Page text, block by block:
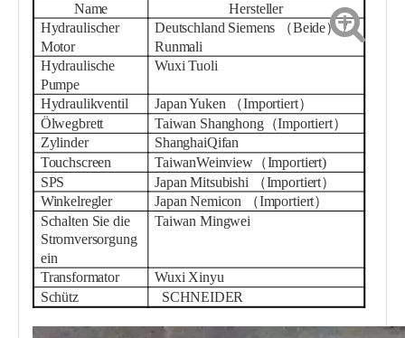
Name
Hersteller
Hydraulischer
Motor
Deutschland Siemens （Beide） /
Runmali
Hydraulische
Pumpe
Wuxi Tuoli
Hydraulikventil
Japan Yuken （Importiert）
Ölwegbrett
Taiwan Shanghong（Importiert）
Zylinder
ShanghaiQifan
Touchscreen TaiwanWeinview（Importiert)
SPS
Japan Mitsubishi （Importiert）
Winkelregler
Japan Nemicon （Importiert）
Schalten Sie die
Stromversorgung
ein
Taiwan Mingwei
Transformator
Wuxi Xinyu
Schütz
SCHNEIDER